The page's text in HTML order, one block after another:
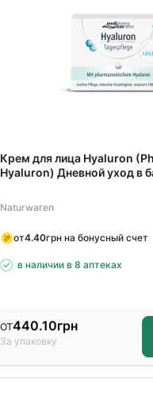
Крем для лица Hyaluron
Hyaluron) Дневной уход в
Naturwaren
от4.40грн на бонусный счет
в наличии в 8 аптеках
от440.10грн
За упаковку